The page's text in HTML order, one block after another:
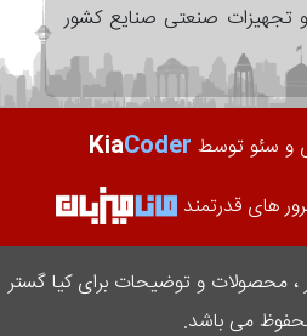
و تجهیزات صنعتی صنایع کشور
و سئو توسط KiaCoder
های قدرتمند
محصولات و توضیحات برای کیا گستر
می باشد.